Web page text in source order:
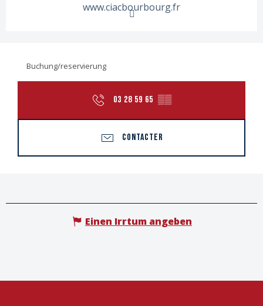
www.ciacbourbourg.fr
Buchung/reservierung
03 28 59 65 ▒▒
CONTACTER
Einen Irrtum angeben